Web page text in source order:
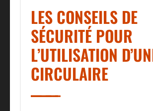
LES CONSEILS DE
SÉCURITÉ POUR
L’UTILISATION
CIRCULAIRE